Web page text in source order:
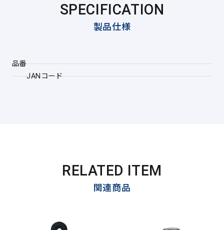
SPECIFICATION
製品仕様
品番
JANコード
RELATED ITEM
関連商品